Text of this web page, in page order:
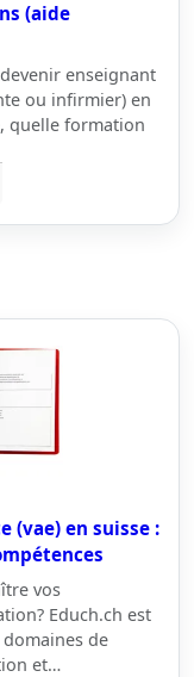
(aide
enseignant
ou infirmier) en
quelle formation
(vae) en suisse :
vos
Educh.ch est
de
et…